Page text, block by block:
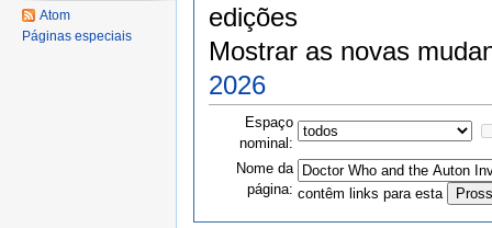
edições
Mostrar as novas
2026
Espaço
nominal:
Nome da
página: contêm links para esta
Atom
Páginas especiais